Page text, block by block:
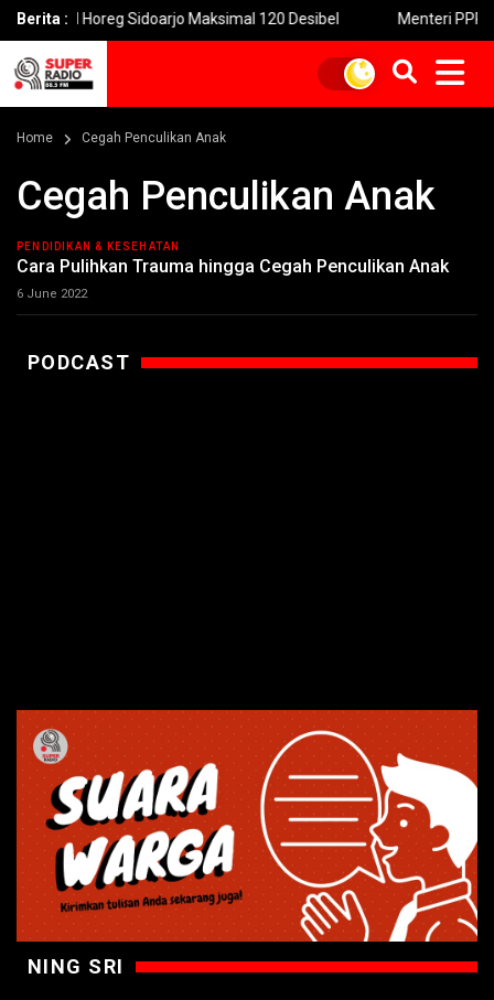
Berita :
Horeg Sidoarjo Maksimal 120 Desibel Menteri PPPA:
Home Cegah Penculikan Anak
Cegah Penculikan Anak
PENDIDIKAN & KESEHATAN
Cara Pulihkan Trauma hingga Cegah Penculikan Anak
6 June 2022
PODCAST
NING SRI